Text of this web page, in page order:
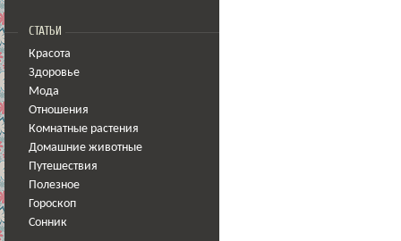
СТАТЬИ
Красота
Здоровье
Мода
Отношения
Комнатные растения
Домашние животные
Путешествия
Полезное
Гороскоп
Сонник